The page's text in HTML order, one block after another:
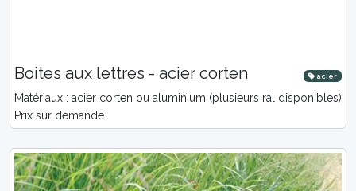
Boites aux lettres - acier corten acier
Matériaux : acier corten ou aluminium (plusieurs ral disponibles)
Prix sur demande.